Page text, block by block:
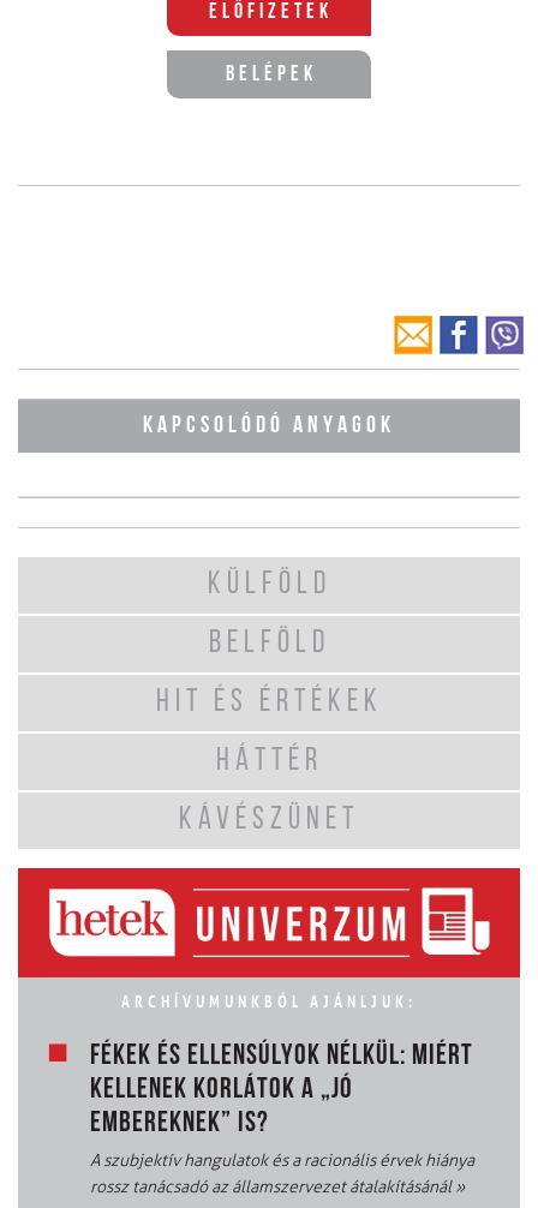
Előfizetek
Belépek
KAPCSOLÓDÓ ANYAGOK
KÜLFÖLD
BELFÖLD
HIT ÉS ÉRTÉKEK
HÁTTÉR
KÁVÉSZÜNET
ARCHÍVUMUNKBÓL AJÁNLJUK:
FÉKEK ÉS ELLENSÚLYOK NÉLKÜL: MIÉRT
KELLENEK KORLÁTOK A „JÓ
EMBEREKNEK” IS?
A szubjektív hangulatok és a racionális érvek hiánya
rossz tanácsadó az államszervezet átalakításánál»